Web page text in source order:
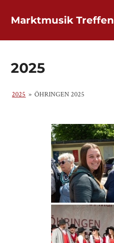
Marktmusik Treffen
2025
2025 » ÖHRINGEN 2025